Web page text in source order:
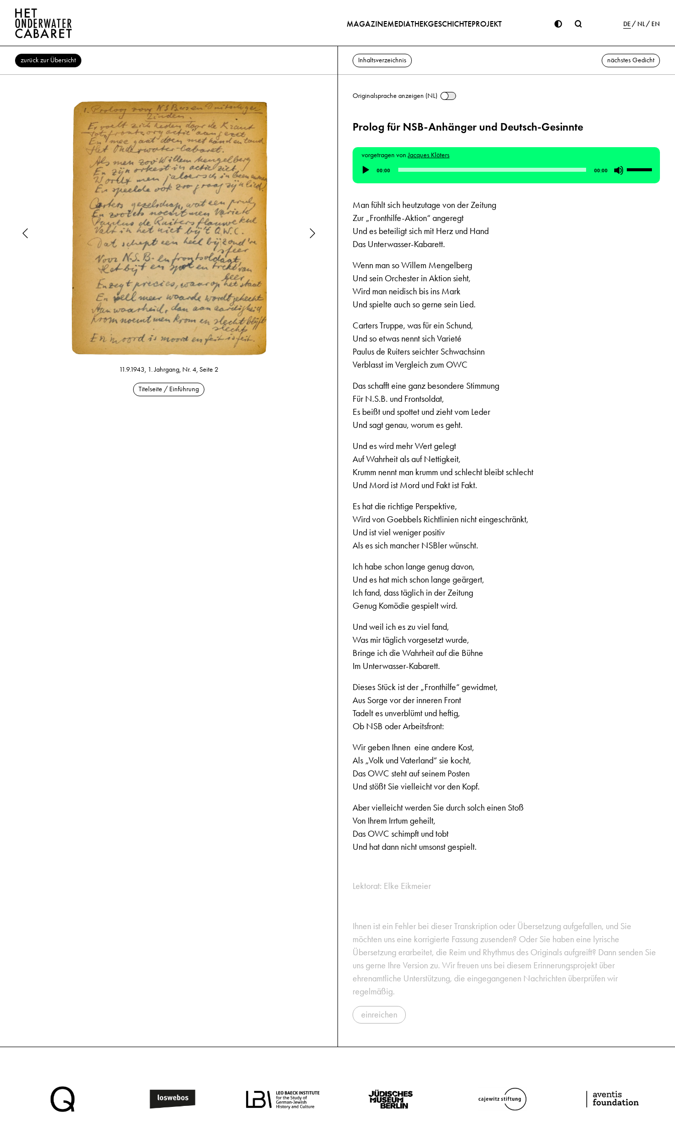
MAGAZINEMEDIATHEKGESCHICHTEPROJEKT DE NL EN
zurück zur Übersicht
11.9.1943, 1. Jahrgang, Nr. 4, Seite 2 11.9.1943, 1. Jahrgang, Nr. 4, Seite 3
Titelseite / Einführung
Inhaltsverzeichnis nächstes Gedicht
Originalsprache anzeigen (NL)
Prolog für NSB-Anhänger und Deutsch-Gesinnte
vorgetragen vonJacques Klöters
Audio-
Player
00:00 00:00
Pfeiltasten
Hoch/
Man fühlt sich heutzutage von der Zeitung
Zur „Fronthilfe-Aktion“ angeregt
Und es beteiligt sich mit Herz und Hand
Das Unterwasser-Kabarett.
Wenn man so Willem Mengelberg
Und sein Orchester in Aktion sieht,
Wird man neidisch bis ins Mark
Und spielte auch so gerne sein Lied.
Carters Truppe, was für ein Schund,
Und so etwas nennt sich Varieté
Paulus de Ruiters seichter Schwachsinn
Verblasst im Vergleich zum OWC
Das schafft eine ganz besondere Stimmung
Für N.S.B. und Frontsoldat,
Es beißt und spottet und zieht vom Leder
Und sagt genau, worum es geht.
Und es wird mehr Wert gelegt
Auf Wahrheit als auf Nettigkeit,
Krumm nennt man krumm und schlecht bleibt schlecht
Und Mord ist Mord und Fakt ist Fakt.
Es hat die richtige Perspektive,
Wird von Goebbels Richtlinien nicht eingeschränkt,
Und ist viel weniger positiv
Als es sich mancher NSBler wünscht.
Ich habe schon lange genug davon,
Und es hat mich schon lange geärgert,
Ich fand, dass täglich in der Zeitung
Genug Komödie gespielt wird.
Und weil ich es zu viel fand,
Was mir täglich vorgesetzt wurde,
Bringe ich die Wahrheit auf die Bühne
Im Unterwasser-Kabarett.
Dieses Stück ist der „Fronthilfe“ gewidmet,
Aus Sorge vor der inneren Front
Tadelt es unverblümt und heftig,
Ob NSB oder Arbeitsfront:
Wir geben Ihnen eine andere Kost,
Als „Volk und Vaterland“ sie kocht,
Das OWC steht auf seinem Posten
Und stößt Sie vielleicht vor den Kopf.
Aber vielleicht werden Sie durch solch einen Stoß
Von Ihrem Irrtum geheilt,
Das OWC schimpft und tobt
Und hat dann nicht umsonst gespielt.
Lektorat: Elke Eikmeier
Ihnen ist ein Fehler bei dieser Transkription oder Übersetzung aufgefallen, und Sie
möchten uns eine korrigierte Fassung zusenden? Oder Sie haben eine lyrische
Übersetzung erarbeitet, die Reim und Rhythmus des Originals aufgreift? Dann senden Sie
uns gerne Ihre Version zu. Wir freuen uns bei diesem Erinnerungsprojekt über
ehrenamtliche Unterstützung, die eingegangenen Nachrichten überprüfen wir
regelmäßig.
einreichen